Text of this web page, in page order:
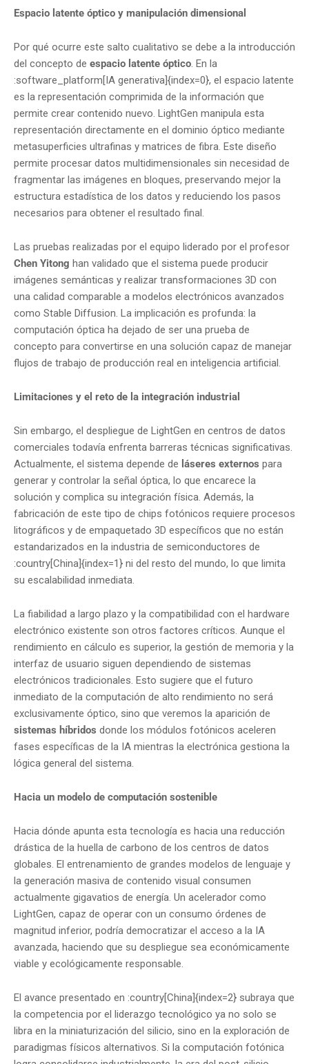
Espacio latente óptico y manipulación dimensional
Por qué ocurre este salto cualitativo se debe a la introducción
del concepto de espacio latente óptico. En la
:software_platform[IA generativa]{index=0}, el espacio latente
es la representación comprimida de la información que
permite crear contenido nuevo. LightGen manipula esta
representación directamente en el dominio óptico mediante
metasuperficies ultrafinas y matrices de fibra. Este diseño
permite procesar datos multidimensionales sin necesidad de
fragmentar las imágenes en bloques, preservando mejor la
estructura estadística de los datos y reduciendo los pasos
necesarios para obtener el resultado final.
Las pruebas realizadas por el equipo liderado por el profesor
Chen Yitong han validado que el sistema puede producir
imágenes semánticas y realizar transformaciones 3D con
una calidad comparable a modelos electrónicos avanzados
como Stable Diffusion. La implicación es profunda: la
computación óptica ha dejado de ser una prueba de
concepto para convertirse en una solución capaz de manejar
flujos de trabajo de producción real en inteligencia artificial.
Limitaciones y el reto de la integración industrial
Sin embargo, el despliegue de LightGen en centros de datos
comerciales todavía enfrenta barreras técnicas significativas.
Actualmente, el sistema depende de láseres externos para
generar y controlar la señal óptica, lo que encarece la
solución y complica su integración física. Además, la
fabricación de este tipo de chips fotónicos requiere procesos
litográficos y de empaquetado 3D específicos que no están
estandarizados en la industria de semiconductores de
:country[China]{index=1} ni del resto del mundo, lo que limita
su escalabilidad inmediata.
La fiabilidad a largo plazo y la compatibilidad con el hardware
electrónico existente son otros factores críticos. Aunque el
rendimiento en cálculo es superior, la gestión de memoria y la
interfaz de usuario siguen dependiendo de sistemas
electrónicos tradicionales. Esto sugiere que el futuro
inmediato de la computación de alto rendimiento no será
exclusivamente óptico, sino que veremos la aparición de
sistemas híbridos donde los módulos fotónicos aceleren
fases específicas de la IA mientras la electrónica gestiona la
lógica general del sistema.
Hacia un modelo de computación sostenible
Hacia dónde apunta esta tecnología es hacia una reducción
drástica de la huella de carbono de los centros de datos
globales. El entrenamiento de grandes modelos de lenguaje y
la generación masiva de contenido visual consumen
actualmente gigavatios de energía. Un acelerador como
LightGen, capaz de operar con un consumo órdenes de
magnitud inferior, podría democratizar el acceso a la IA
avanzada, haciendo que su despliegue sea económicamente
viable y ecológicamente responsable.
El avance presentado en :country[China]{index=2} subraya que
la competencia por el liderazgo tecnológico ya no solo se
libra en la miniaturización del silicio, sino en la exploración de
paradigmas físicos alternativos. Si la computación fotónica